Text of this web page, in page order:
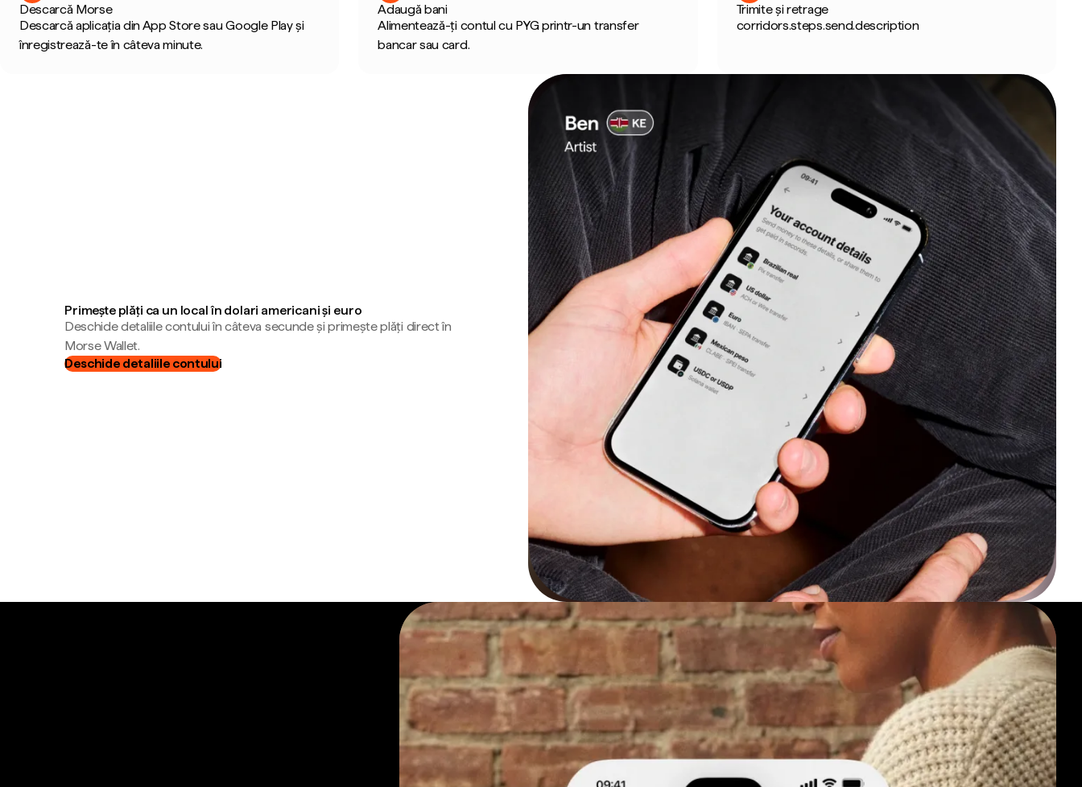
Descarcă Morse
Descarcă aplicația din App Store sau Google Play și
înregistrează-te în câteva minute.
Adaugă bani
Alimentează-ți contul cu PYG printr-un transfer
bancar sau card.
Trimite și retrage
corridors.steps.send.description
Primește plăți ca un local în dolari americani și euro
Deschide detaliile contului în câteva secunde și primește plăți direct în
Morse Wallet.
Deschide detaliile contului